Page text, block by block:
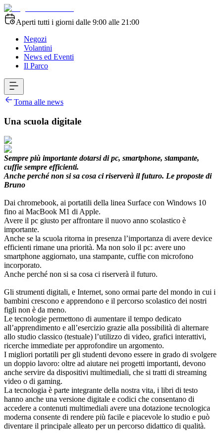
Aperti tutti i giorni dalle 9:00 alle 21:00
Negozi
Volantini
News ed Eventi
Il Parco
Torna alle news
Una scuola digitale
Sempre più importante dotarsi di pc, smartphone, stampante,
cuffie sempre efficienti.
Anche perché non si sa cosa ci riserverà il futuro. Le proposte di
Bruno
Dai chromebook, ai portatili della linea Surface con Windows 10
fino ai MacBook M1 di Apple.
Avere il pc giusto per affrontare il nuovo anno scolastico è
importante.
Anche se la scuola ritorna in presenza l’importanza di avere device
efficienti rimane una priorità. Ma non solo il pc: avere uno
smartphone aggiornato, una stampante, cuffie con microfono
incorporato.
Anche perché non si sa cosa ci riserverà il futuro.
Gli strumenti digitali, e Internet, sono ormai parte del mondo in cui i
bambini crescono e apprendono e il percorso scolastico dei nostri
figli non è da meno.
Le tecnologie permettono di aumentare il tempo dedicato
all’apprendimento e all’esercizio grazie alla possibilità di alternare
allo studio classico (testuale) l’utilizzo di video, grafici interattivi,
ricerche immediate per approfondire un argomento.
I migliori portatili per gli studenti devono essere in grado di svolgere
un doppio lavoro: oltre ad aiutare nei progetti importanti, devono
anche servire da dispositivi multimediali, che si tratti di streaming
video o di gaming.
La tecnologia è parte integrante della nostra vita, i libri di testo
hanno anche una versione digitale e codici che consentano di
accedere a contenuti multimediali avere una dotazione tecnologica
moderna consente di rendere più facile e piacevole lo studio e può
diventare il principale alleato per un percorso didattico di qualità.